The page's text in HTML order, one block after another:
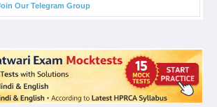
Our Telegram Group